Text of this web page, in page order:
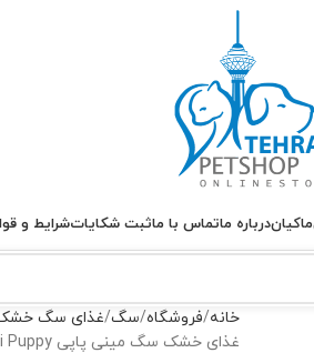
ماکیاندرباره ماتماس با ماثبت شکایاتشرایط و
خانه فروشگاه سگ غذای سگ
غذای خشک سگ مینی پاپی Mini Puppy رویال کنین وزن 800 گرم